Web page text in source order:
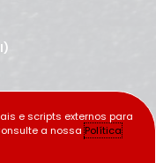
e scripts externos para
a nossaPolítica